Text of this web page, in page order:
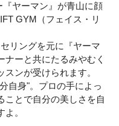
ヤーマン』が青山に顔
GYM（フェイス・リ
リングを元に『ヤーマ
ナーと共にたるみやむく
ンが受けられます。
自身"。プロの手によっ
ことで自分の美しさを自
。